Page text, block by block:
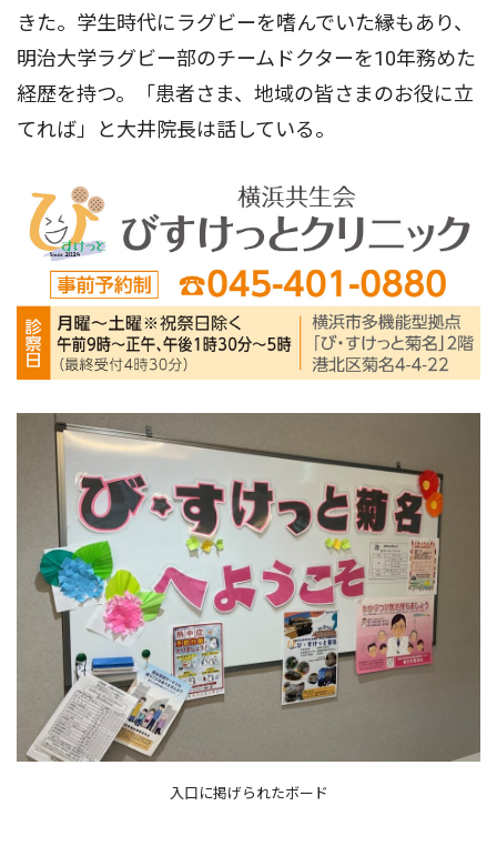
きた。学生時代にラグビーを嗜んでいた縁もあり、
明治大学ラグビー部のチームドクターを10年務めた
経歴を持つ。「患者さま、地域の皆さまのお役に立
てれば」と大井院長は話している。
入口に掲げられたボード